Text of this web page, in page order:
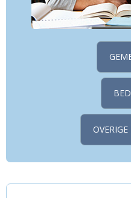
OVERIGE